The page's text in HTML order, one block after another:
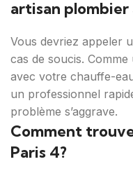
artisan plombier
Vous devriez appeler
cas de soucis.
avec votre chauffe-
un professionnel
problème s’aggrave.
Comment
Paris 4?